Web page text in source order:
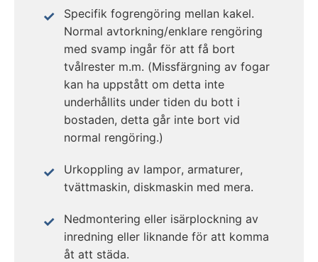
Specifik fogrengöring mellan kakel.
Normal avtorkning/enklare rengöring
med svamp ingår för att få bort
tvålrester m.m. (Missfärgning av fogar
kan ha uppstått om detta inte
underhållits under tiden du bott i
bostaden, detta går inte bort vid
normal rengöring.)
Urkoppling av lampor, armaturer,
tvättmaskin, diskmaskin med mera.
Nedmontering eller isärplockning av
inredning eller liknande för att komma
åt att städa.